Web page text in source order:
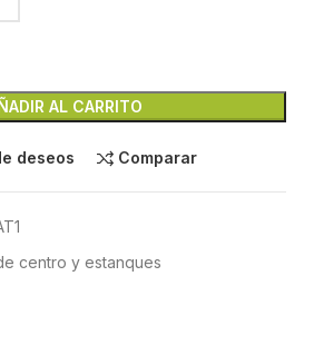
AL CARRITO
deseos Comparar
centro y estanques